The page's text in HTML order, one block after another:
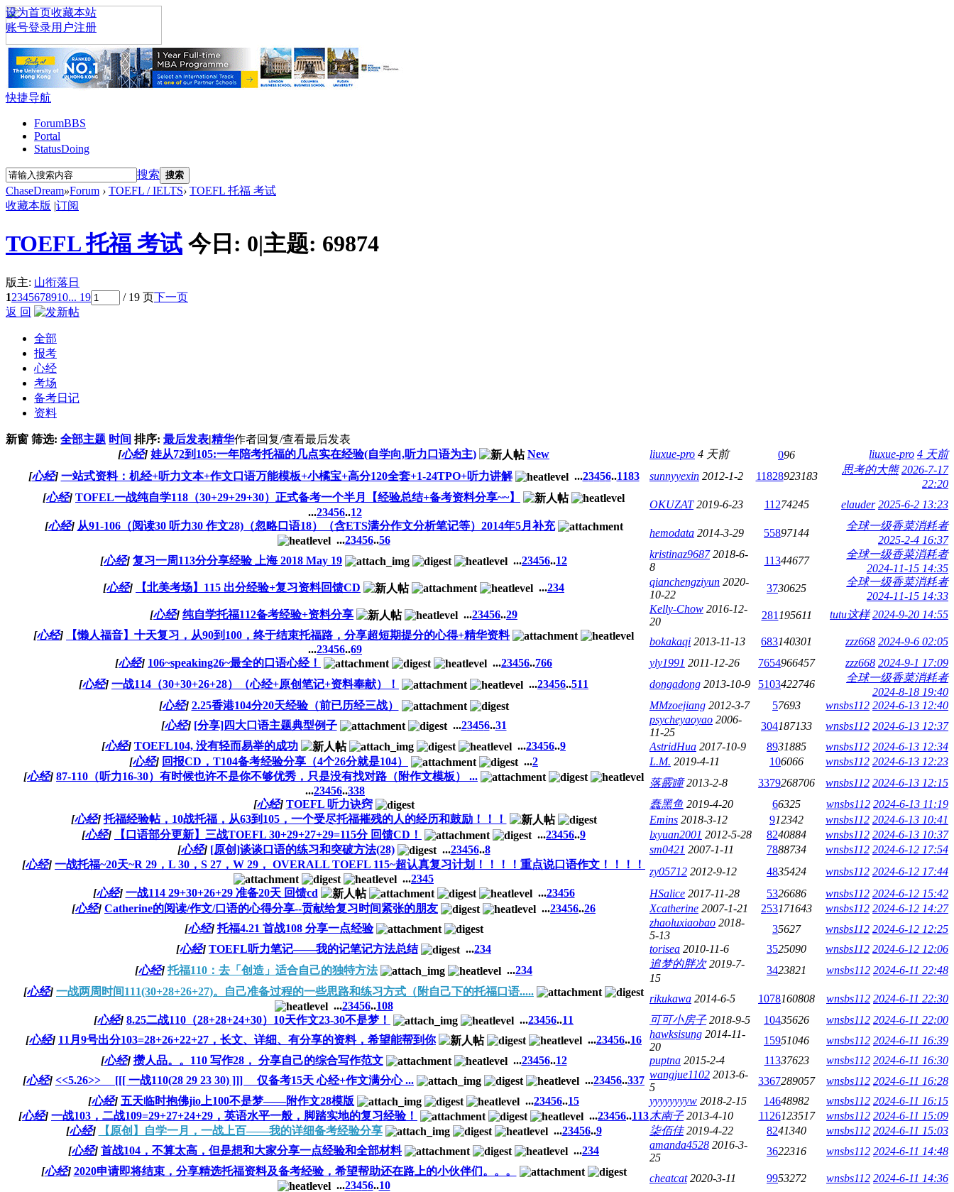
设为首页收藏本站
账号登录用户注册
快捷导航
ForumBBS
Portal
StatusDoing
搜索 搜索
ChaseDream»Forum › TOEFL / IELTS› TOEFL 托福 考试
收藏本版 |订阅
TOEFL 托福 考试 今日: 0|主题: 69874
版主: 山衔落日
12345678910... 19 / 19 页下一页
返 回
全部
报考
心经
考场
备考日记
资料
新窗 筛选: 全部主题 时间 排序: 最后发表|精华作者回复/查看最后发表
[心经] 娃从72到105:一年陪考托福的几点实在经验(自学向,听力口语为主) New liuxue-pro 4 天前 096 liuxue-pro 4 天前
[心经] 一站式资料：机经+听力文本+作文口语万能模板+小橘宝+高分120全套+1-24TPO+听力讲解 ...23456..1183 sunnyyexin 2012-1-2 11828923183
思考的大熊 2026-7-17
22:20
[心经] TOFEL一战纯自学118（30+29+29+30）正式备考一个半月【经验总结+备考资料分享~~】
...23456..12
OKUZAT 2019-6-23 11274245 elauder 2025-6-2 13:23
[心经] 从91-106（阅读30 听力30 作文28)（忽略口语18）（含ETS满分作文分析笔记等）2014年5月补充
...23456..56
hemodata 2014-3-29 55897144
全球一级香菜消耗者
2025-2-4 16:37
[心经] 复习一周113分分享经验 上海 2018 May 19 ...23456..12
kristinaz9687 2018-6-
8
11344677
全球一级香菜消耗者
2024-11-15 14:35
[心经] 【北美考场】115 出分经验+复习资料回馈CD ...234 qianchengziyun 2020-
10-22
3730625
全球一级香菜消耗者
2024-11-15 14:33
[心经] 纯自学托福112备考经验+资料分享 ...23456..29 Kelly-Chow 2016-12-
20
281 195611 tutu这样 2024-9-20 14:55
[心经]
【懒人福音】十天复习，从90到100，终于结束托福路，分享超短期提分的心得+精华资料
...23456..69
bokakaqi 2013-11-13 683140301 zzz668 2024-9-6 02:05
[心经] 106~speaking26~最全的口语心经！ ...23456..766 yly1991 2011-12-26 7654966457 zzz668 2024-9-1 17:09
[心经] 一战114（30+30+26+28）（心经+原创笔记+资料奉献）！ ...23456..511 dongadong 2013-10-9 5103422746
全球一级香菜消耗者
2024-8-18 19:40
[心经] 2.25香港104分20天经验（前已历经三战） MMzoejiang 2012-3-7 57693 wnsbs112 2024-6-13 12:40
[心经] [分享]四大口语主题典型例子 ...23456..31 psycheyaoyao 2006-
11-25
304187133 wnsbs112 2024-6-13 12:37
[心经] TOEFL104, 没有轻而易举的成功 ...23456..9 AstridHua 2017-10-9 8931885 wnsbs112 2024-6-13 12:34
[心经] 回报CD，T104备考经验分享（4个26分就是104） ...2 L.M. 2019-4-11 106066 wnsbs112 2024-6-13 12:23
[心经] 87-110（听力16-30）有时候也许不是你不够优秀，只是没有找对路（附作文模板） ...
...23456..338
落霰瞳 2013-2-8 3379268706 wnsbs112 2024-6-13 12:15
[心经] TOEFL 听力诀窍 蠢黑鱼 2019-4-20 66325 wnsbs112 2024-6-13 11:19
[心经] 托福经验帖，10战托福，从63到105，一个受尽托福摧残的人的经历和鼓励！！！ Emins 2018-3-12 912342 wnsbs112 2024-6-13 10:41
[心经] 【口语部分更新】三战TOEFL 30+29+27+29=115分 回馈CD！ ...23456..9 lxyuan2001 2012-5-28 8240884 wnsbs112 2024-6-13 10:37
[心经] [原创]谈谈口语的练习和突破方法(28) ...23456..8 sm0421 2007-1-11 7888734 wnsbs112 2024-6-12 17:54
[心经] 一战托福~20天~R 29，L 30，S 27，W 29， OVERALL TOEFL 115~超认真复习计划！！！！重点说口语作文！！！！
...2345
zy05712 2012-9-12 4835424 wnsbs112 2024-6-12 17:44
[心经] 一战114 29+30+26+29 准备20天 回馈cd ...23456 HSalice 2017-11-28 5326686 wnsbs112 2024-6-12 15:42
[心经] Catherine的阅读/作文/口语的心得分享--贡献给复习时间紧张的朋友 ...23456..26 Xcatherine 2007-1-21 253171643 wnsbs112 2024-6-12 14:27
[心经] 托福4.21 首战108 分享一点经验 zhaoluxiaobao 2018-
5-13
35627 wnsbs112 2024-6-12 12:25
[心经] TOEFL听力笔记——我的记笔记方法总结 ...234 torisea 2010-11-6 3525090 wnsbs112 2024-6-12 12:06
[心经] 托福110：去「创造」适合自己的独特方法 ...234
追梦的胖次 2019-7-
15
3423821 wnsbs112 2024-6-11 22:48
[心经] 一战两周时间111(30+28+26+27)。自己准备过程的一些思路和练习方式（附自己下的托福口语.....
...23456..108
rikukawa 2014-6-5 1078160808 wnsbs112 2024-6-11 22:30
[心经] 8.25二战110（28+28+24+30）10天作文23-30不是梦！ ...23456..11 可可小房子 2018-9-5 10435626 wnsbs112 2024-6-11 22:00
[心经] 11月9号出分103=28+26+22+27，长文、详细、有分享的资料，希望能帮到你 ...23456..16 hawksisung 2014-11-
20
15951046 wnsbs112 2024-6-11 16:39
[心经] 攒人品。。110 写作28， 分享自己的综合写作范文 ...23456..12 puptna 2015-2-4 11337623 wnsbs112 2024-6-11 16:30
[心经] <<5.26>> [[[ 一战110(28 29 23 30) ]]] 仅备考15天 心经+作文满分心 ... ...23456..337 wangjue1102 2013-6-
5
3367289057 wnsbs112 2024-6-11 16:28
[心经] 五天临时抱佛jio上100不是梦——附作文28模版 ...23456..15 yyyyyyyyw 2018-2-15 14648982 wnsbs112 2024-6-11 16:15
[心经] 一战103，二战109=29+27+24+29，英语水平一般，脚踏实地的复习经验！ ...23456..113木南子 2013-4-10 1126123517 wnsbs112 2024-6-11 15:09
[心经] 【原创】自学一月，一战上百——我的详细备考经验分享 ...23456..9 柒佰佳 2019-4-22 8241340 wnsbs112 2024-6-11 15:03
[心经] 首战104，不算太高，但是想和大家分享一点经验和全部材料 ...234 amanda4528 2016-3-
25
3622316 wnsbs112 2024-6-11 14:48
[心经] 2020申请即将结束，分享精选托福资料及备考经验，希望帮助还在路上的小伙伴们。。。
...23456..10
cheatcat 2020-3-11 9953272 wnsbs112 2024-6-11 14:36